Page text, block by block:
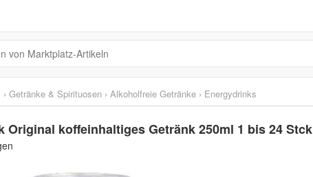
› Getränke & Spirituosen › Alkoholfreie Getränke › Energydrinks
Original koffeinhaltiges Getränk 250ml 1 bis 24 Stck